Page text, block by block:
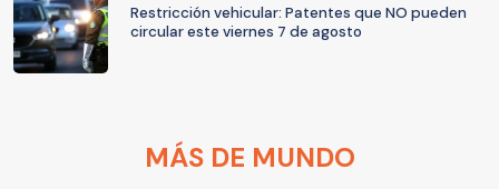
Restricción vehicular: Patentes que NO pueden
circular este viernes 7 de agosto
MÁS DE MUNDO